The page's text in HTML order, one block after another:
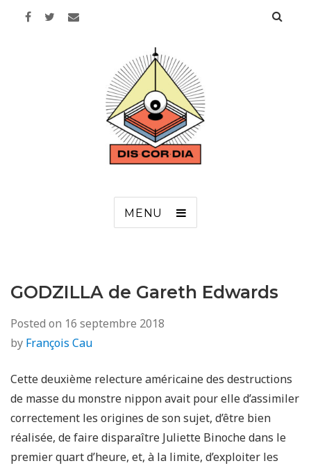
MENU
GODZILLA de Gareth Edwards
Posted on 16 septembre 2018
by François Cau
Cette deuxième relecture américaine des destructions
de masse du monstre nippon avait pour elle d’assimiler
correctement les origines de son sujet, d’être bien
réalisée, de faire disparaître Juliette Binoche dans le
premier quart d’heure, et, à la limite, d’exploiter les